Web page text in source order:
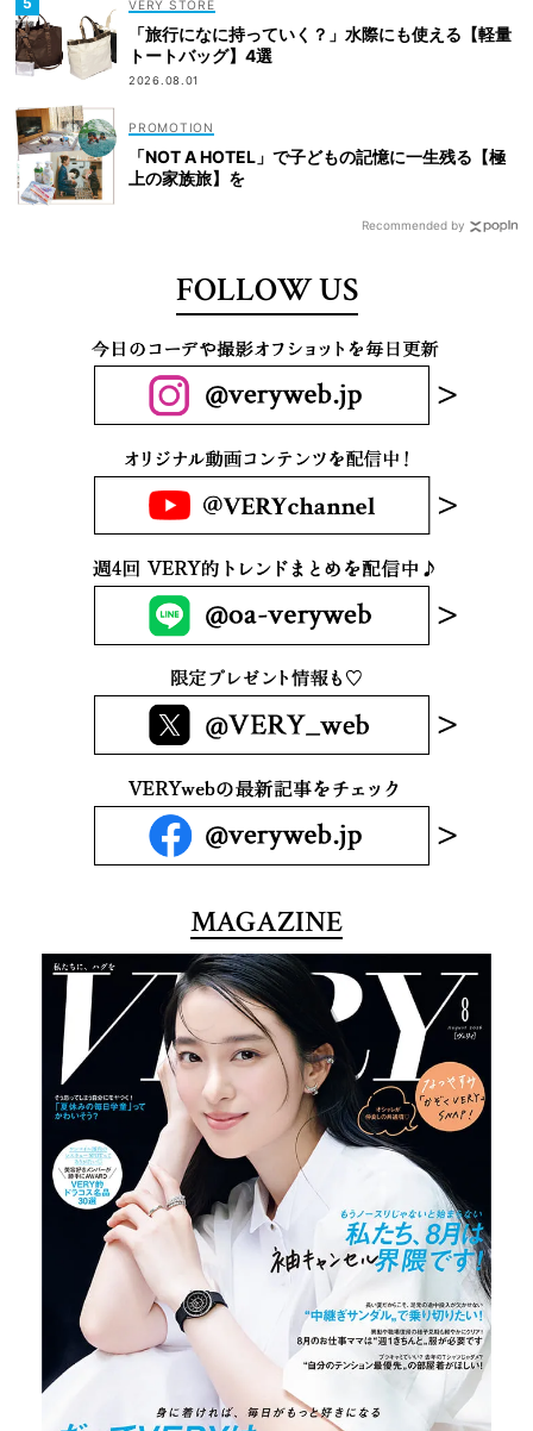
VERY STORE
「旅行になに持っていく？」水際にも使える【軽量
トートバッグ】4選
2026.08.01
「NOT A HOTEL」で子どもの記憶に一生残る【極
上の家族旅】を
Recommended by
FOLLOW US
MAGAZINE